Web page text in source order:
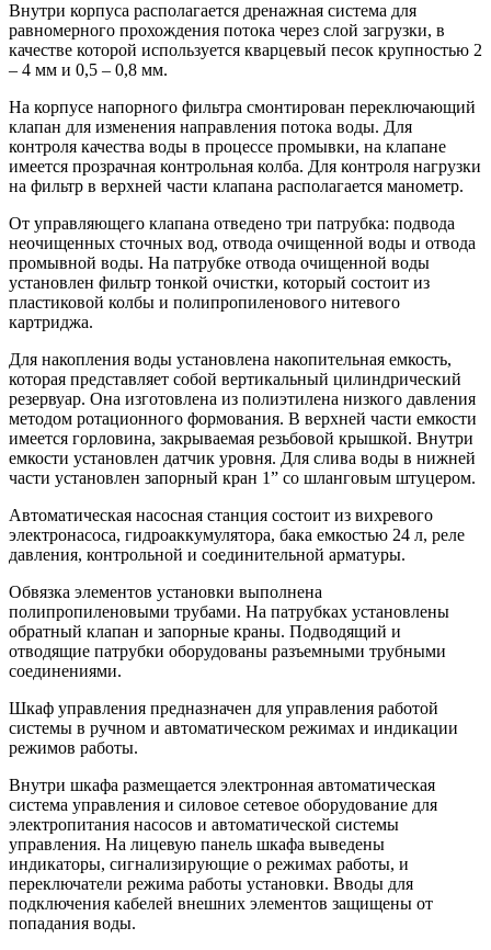
Внутри корпуса располагается дренажная система для
равномерного прохождения потока через слой загрузки, в
качестве которой используется кварцевый песок крупностью 2
– 4 мм и 0,5 – 0,8 мм.
На корпусе напорного фильтра смонтирован переключающий
клапан для изменения направления потока воды. Для
контроля качества воды в процессе промывки, на клапане
имеется прозрачная контрольная колба. Для контроля нагрузки
на фильтр в верхней части клапана располагается манометр.
От управляющего клапана отведено три патрубка: подвода
неочищенных сточных вод, отвода очищенной воды и отвода
промывной воды. На патрубке отвода очищенной воды
установлен фильтр тонкой очистки, который состоит из
пластиковой колбы и полипропиленового нитевого
картриджа.
Для накопления воды установлена накопительная емкость,
которая представляет собой вертикальный цилиндрический
резервуар. Она изготовлена из полиэтилена низкого давления
методом ротационного формования. В верхней части емкости
имеется горловина, закрываемая резьбовой крышкой. Внутри
емкости установлен датчик уровня. Для слива воды в нижней
части установлен запорный кран 1” со шланговым штуцером.
Автоматическая насосная станция состоит из вихревого
электронасоса, гидроаккумулятора, бака емкостью 24 л, реле
давления, контрольной и соединительной арматуры.
Обвязка элементов установки выполнена
полипропиленовыми трубами. На патрубках установлены
обратный клапан и запорные краны. Подводящий и
отводящие патрубки оборудованы разъемными трубными
соединениями.
Шкаф управления предназначен для управления работой
системы в ручном и автоматическом режимах и индикации
режимов работы.
Внутри шкафа размещается электронная автоматическая
система управления и силовое сетевое оборудование для
электропитания насосов и автоматической системы
управления. На лицевую панель шкафа выведены
индикаторы, сигнализирующие о режимах работы, и
переключатели режима работы установки. Вводы для
подключения кабелей внешних элементов защищены от
попадания воды.